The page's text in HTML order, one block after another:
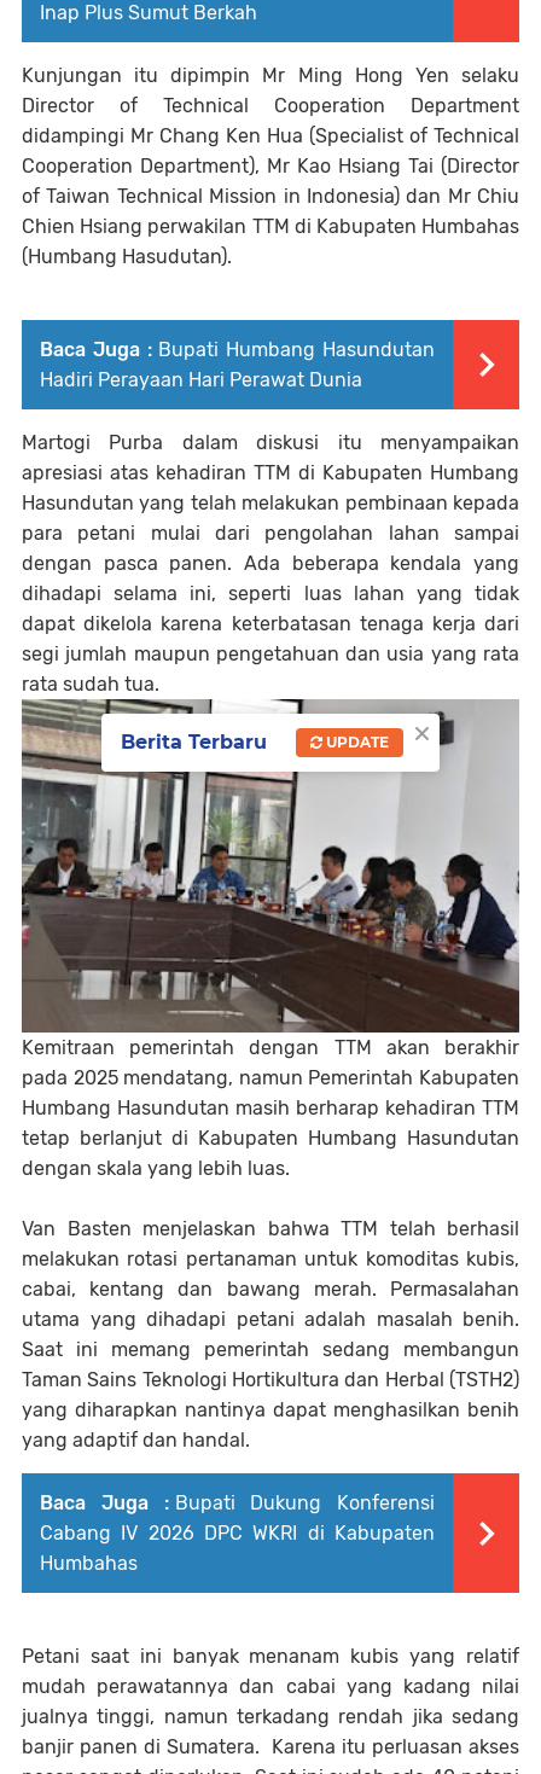
Inap Plus Sumut Berkah
Kunjungan itu dipimpin Mr Ming Hong Yen selaku
Director of Technical Cooperation Department
didampingi Mr Chang Ken Hua (Specialist of Technical
Cooperation Department), Mr Kao Hsiang Tai (Director
of Taiwan Technical Mission in Indonesia) dan Mr Chiu
Chien Hsiang perwakilan TTM di Kabupaten Humbahas
(Humbang Hasudutan).
Baca Juga : Bupati Humbang Hasundutan
Hadiri Perayaan Hari Perawat Dunia
Martogi Purba dalam diskusi itu menyampaikan
apresiasi atas kehadiran TTM di Kabupaten Humbang
Hasundutan yang telah melakukan pembinaan kepada
para petani mulai dari pengolahan lahan sampai
dengan pasca panen. Ada beberapa kendala yang
dihadapi selama ini, seperti luas lahan yang tidak
dapat dikelola karena keterbatasan tenaga kerja dari
segi jumlah maupun pengetahuan dan usia yang rata
rata sudah tua.
Kemitraan pemerintah dengan TTM akan berakhir
pada 2025 mendatang, namun Pemerintah Kabupaten
Humbang Hasundutan masih berharap kehadiran TTM
tetap berlanjut di Kabupaten Humbang Hasundutan
dengan skala yang lebih luas.
Van Basten menjelaskan bahwa TTM telah berhasil
melakukan rotasi pertanaman untuk komoditas kubis,
cabai, kentang dan bawang merah. Permasalahan
utama yang dihadapi petani adalah masalah benih.
Saat ini memang pemerintah sedang membangun
Taman Sains Teknologi Hortikultura dan Herbal (TSTH2)
yang diharapkan nantinya dapat menghasilkan benih
yang adaptif dan handal.
Baca Juga : Bupati Dukung Konferensi
Cabang IV 2026 DPC WKRI di Kabupaten
Humbahas
Petani saat ini banyak menanam kubis yang relatif
mudah perawatannya dan cabai yang kadang nilai
jualnya tinggi, namun terkadang rendah jika sedang
banjir panen di Sumatera. Karena itu perluasan akses
×
Berita Terbaru UPDATE